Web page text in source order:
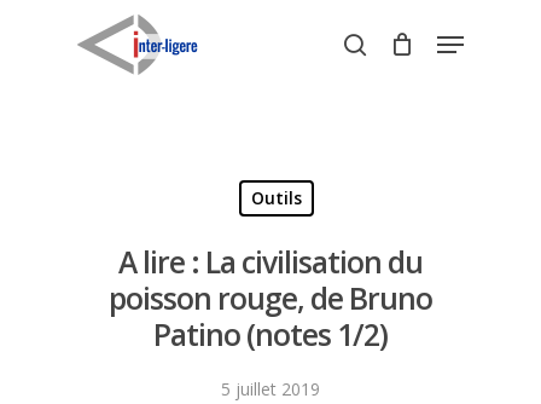
search
Menu
Outils
A lire : La civilisation du
poisson rouge, de Bruno
Patino (notes 1/2)
5 juillet 2019